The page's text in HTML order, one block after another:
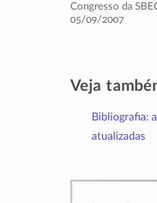
Congresso da
05/09/2007
Veja
Bibliografia:
atualizadas